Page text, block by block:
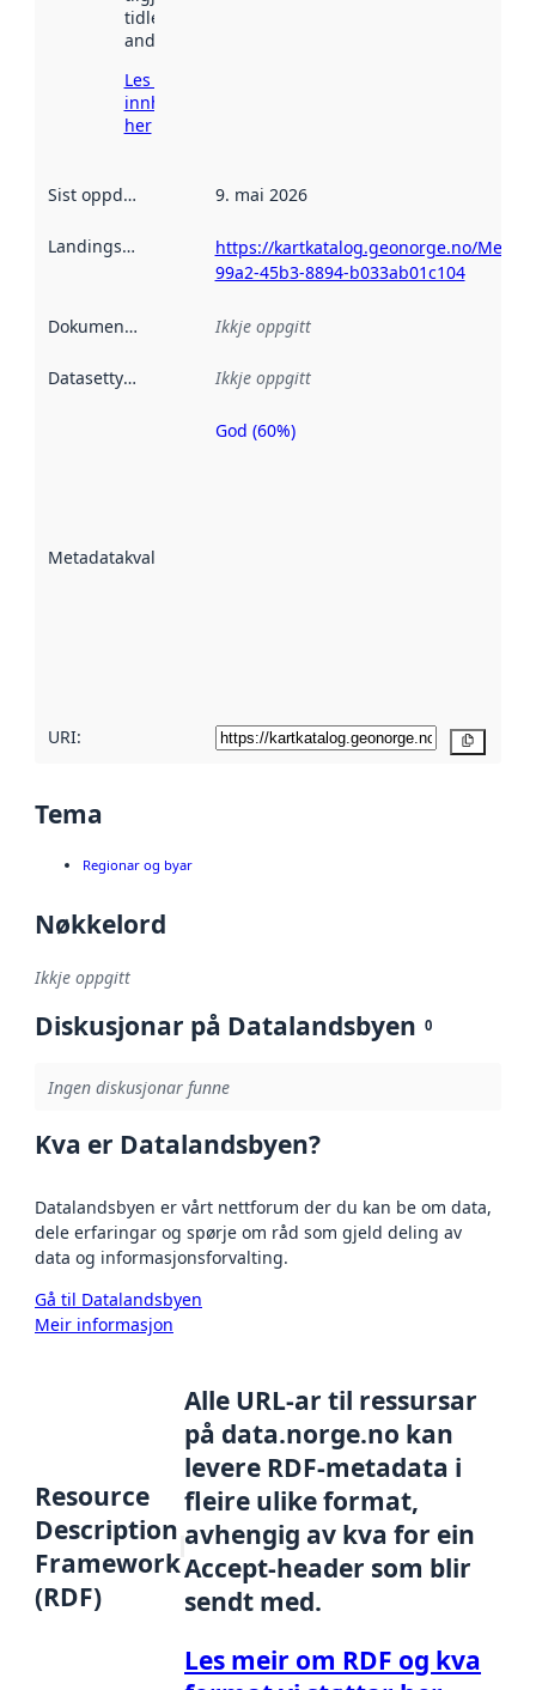
tidlegare
andre stader.
Les meir om
innhenting
her
Sist oppdatert 9. mai 2026
Landingsside
https://kartkatalog.geonorge.no/
99a2-45b3-8894-b033ab01c104
Dokumentasjon Ikkje oppgitt
Datasettype Ikkje oppgitt
Metadatakvalitet
Metadatakvalitet
God (60%)
URI:
Tema
Regionar og byar
Nøkkelord
Ikkje oppgitt
Diskusjonar på Datalandsbyen 0
Ingen diskusjonar funne
Kva er Datalandsbyen?
Datalandsbyen er vårt nettforum der du kan be om data,
dele erfaringar og spørje om råd som gjeld deling av
data og informasjonsforvalting.
Gå til Datalandsbyen
Meir informasjon
Resource
Description
Framework
(RDF)
Alle URL-ar til ressursar
på data.norge.no kan
levere RDF-metadata i
fleire ulike format,
avhengig av kva for ein
Accept-header som blir
sendt med.
Les meir om RDF og kva